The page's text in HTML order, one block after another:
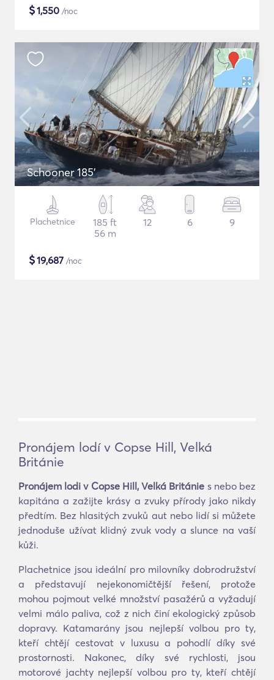
$1,550 /noc
Schooner 185'
Plachetnice
185 ft
56 m
12 6 9
$19,687 /noc
Pronájem lodí v Copse Hill, Velká
Británie
Pronájem lodi v Copse Hill, Velká Británie s nebo bez
kapitána a zažijte krásy a zvuky přírody jako nikdy
předtím. Bez hlasitých zvuků aut nebo lidí si můžete
jednoduše užívat klidný zvuk vody a slunce na vaší
kůži.
Plachetnice jsou ideální pro milovníky dobrodružství
a představují nejekonomičtější řešení, protože
mohou pojmout velké množství pasažérů a vyžadují
velmi málo paliva, což z nich činí ekologický způsob
dopravy. Katamarány jsou nejlepší volbou pro ty,
kteří chtějí cestovat v luxusu a pohodlí díky své
prostornosti. Nakonec, díky své rychlosti, jsou
motorové jachty nejlepší volbou pro ty, kteří chtějí